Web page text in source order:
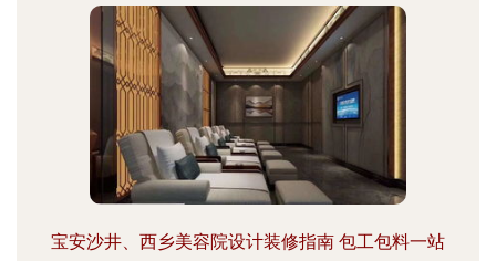
宝安沙井、西乡美容院设计装修指南 包工包料一站